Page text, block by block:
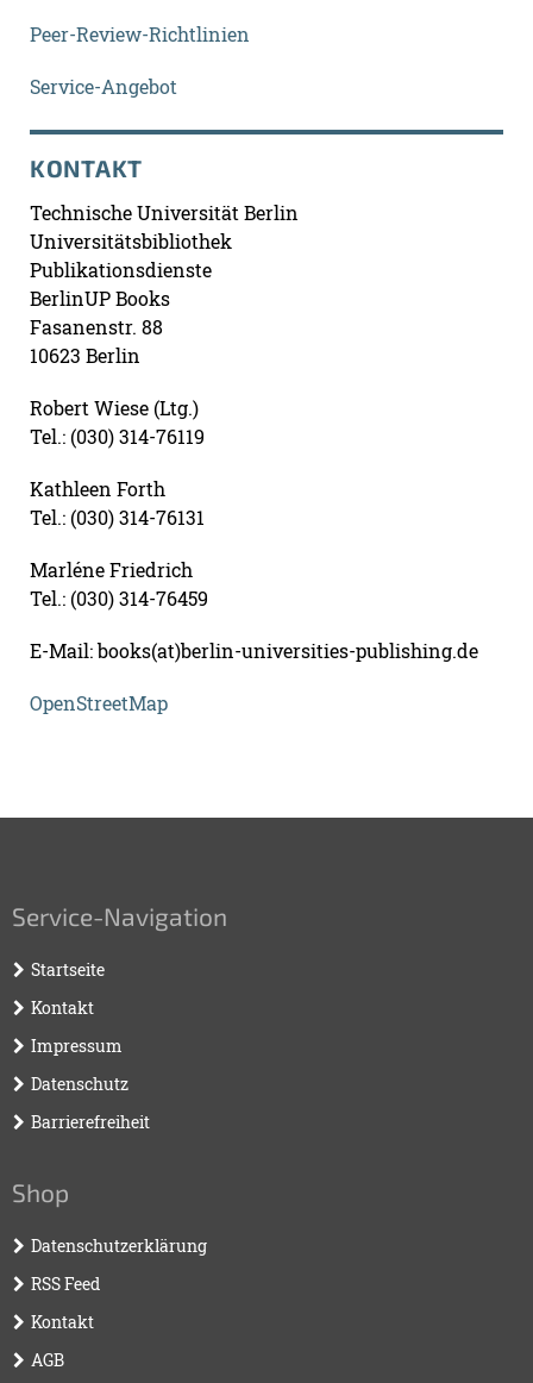
Peer-Review-Richtlinien
Service-Angebot
KONTAKT
Technische Universität Berlin
Universitätsbibliothek
Publikationsdienste
BerlinUP Books
Fasanenstr. 88
10623 Berlin
Robert Wiese (Ltg.)
Tel.: (030) 314-76119
Kathleen Forth
Tel.: (030) 314-76131
Marléne Friedrich
Tel.: (030) 314-76459
E-Mail: books(at)berlin-universities-publishing.de
OpenStreetMap
Service-Navigation
Startseite
Kontakt
Impressum
Datenschutz
Barrierefreiheit
Shop
Datenschutzerklärung
RSS Feed
Kontakt
AGB